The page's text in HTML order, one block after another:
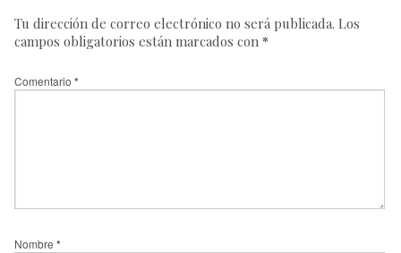
Tu dirección de correo electrónico no será publicada. Los
campos obligatorios están marcados con *
Comentario *
Nombre *